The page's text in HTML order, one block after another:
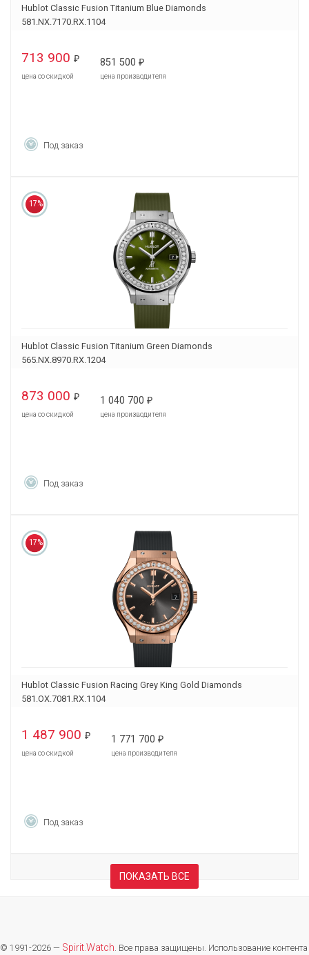
Hublot Classic Fusion Titanium Blue Diamonds
581.NX.7170.RX.1104
713 900 ₽
цена со скидкой
851 500 ₽
цена производителя
Под заказ
17%
Hublot Classic Fusion Titanium Green Diamonds
565.NX.8970.RX.1204
873 000 ₽
цена со скидкой
1 040 700 ₽
цена производителя
Под заказ
17%
Hublot Classic Fusion Racing Grey King Gold Diamonds
581.OX.7081.RX.1104
1 487 900 ₽
цена со скидкой
1 771 700 ₽
цена производителя
Под заказ
ПОКАЗАТЬ ВСЕ
© 1991-2026 — Spirit.Watch. Все права защищены. Использование контента